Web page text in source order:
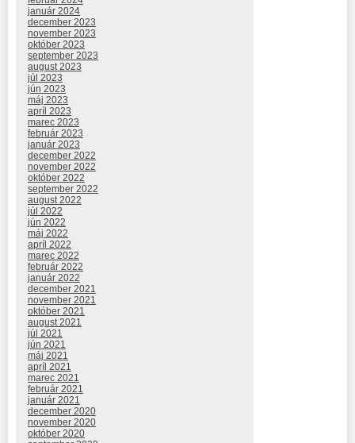
január 2024
december 2023
november 2023
október 2023
september 2023
august 2023
júl 2023
jún 2023
máj 2023
apríl 2023
marec 2023
február 2023
január 2023
december 2022
november 2022
október 2022
september 2022
august 2022
júl 2022
jún 2022
máj 2022
apríl 2022
marec 2022
február 2022
január 2022
december 2021
november 2021
október 2021
august 2021
júl 2021
jún 2021
máj 2021
apríl 2021
marec 2021
február 2021
január 2021
december 2020
november 2020
október 2020